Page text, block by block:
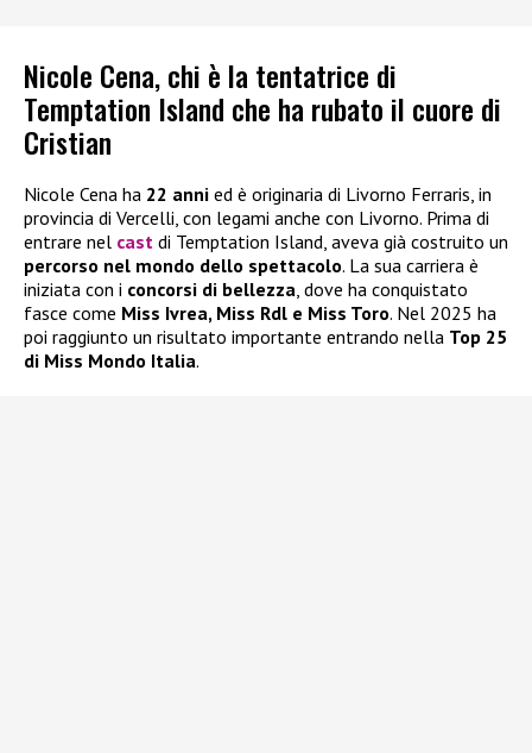
Nicole Cena, chi è la tentatrice di
Temptation Island che ha rubato il cuore di
Cristian
Nicole Cena ha 22 anni ed è originaria di Livorno Ferraris, in
provincia di Vercelli, con legami anche con Livorno. Prima di
entrare nel cast di Temptation Island, aveva già costruito un
percorso nel mondo dello spettacolo. La sua carriera è
iniziata con i concorsi di bellezza , dove ha conquistato
fasce come Miss Ivrea, Miss Rdl e Miss Toro. Nel 2025 ha
poi raggiunto un risultato importante entrando nella Top 25
di Miss Mondo Italia.